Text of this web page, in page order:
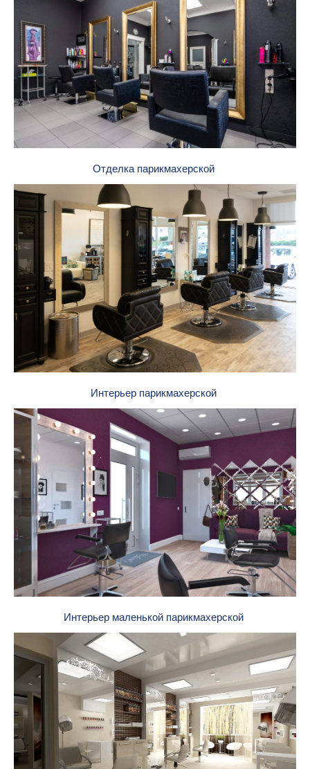
Отделка парикмахерской
Интерьер парикмахерской
Интерьер маленькой парикмахерской